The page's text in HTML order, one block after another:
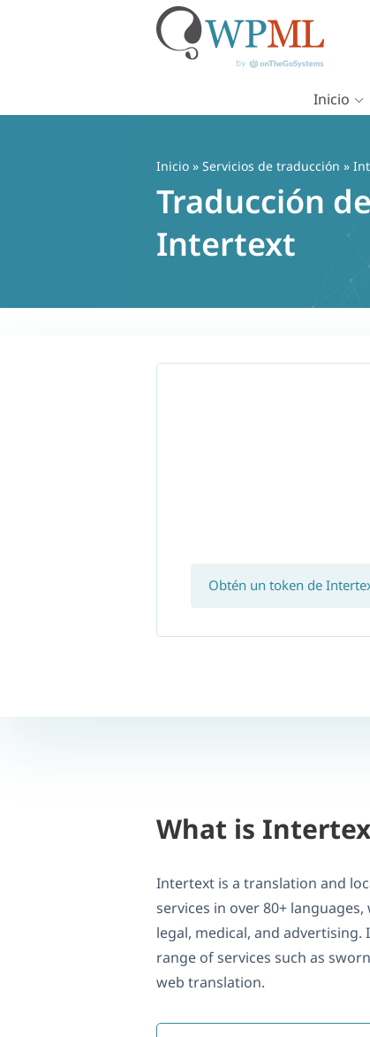
Inicio
Inicio » Servicios de traducción »
Traducción
Intertext
Obtén un token de
What is
Intertext is a translation and
services in over 80+
legal, medical, and
range of services such as
web translation.